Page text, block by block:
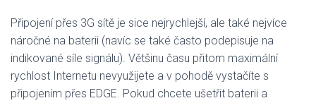
Připojení přes 3G sítě je sice nejrychlejší, ale také nejvíce
náročné na baterii (navíc se také často podepisuje na
indikované síle signálu). Většinu času přitom maximální
rychlost Internetu nevyužijete a v pohodě vystačíte s
připojením přes EDGE. Pokud chcete ušetřit baterii a